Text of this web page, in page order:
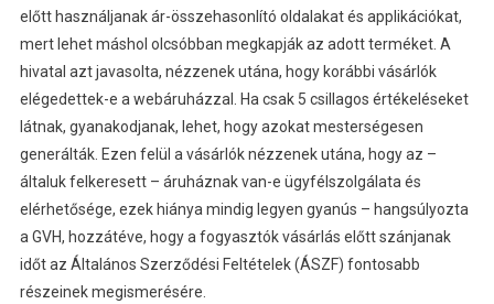
előtt használjanak ár-összehasonlító oldalakat és applikációkat,
mert lehet máshol olcsóbban megkapják az adott terméket. A
hivatal azt javasolta, nézzenek utána, hogy korábbi vásárlók
elégedettek-e a webáruházzal. Ha csak 5 csillagos értékeléseket
látnak, gyanakodjanak, lehet, hogy azokat mesterségesen
generálták. Ezen felül a vásárlók nézzenek utána, hogy az –
általuk felkeresett – áruháznak van-e ügyfélszolgálata és
elérhetősége, ezek hiánya mindig legyen gyanús – hangsúlyozta
a GVH, hozzátéve, hogy a fogyasztók vásárlás előtt szánjanak
időt az Általános Szerződési Feltételek (ÁSZF) fontosabb
részeinek megismerésére.